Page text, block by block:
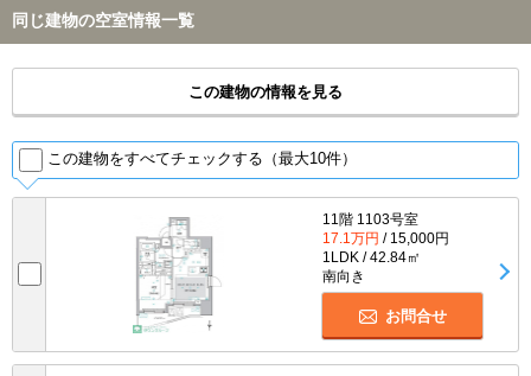
同じ建物の空室情報一覧
この建物の情報を見る
この建物をすべてチェックする（最大10件）
11階 1103号室
17.1万円 / 15,000円
1LDK / 42.84㎡
南向き
お問合せ